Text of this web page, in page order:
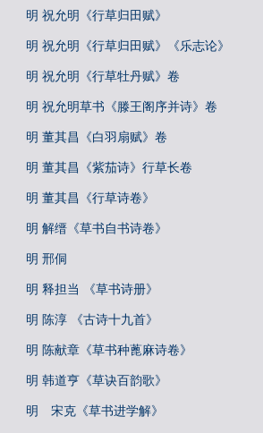
明 祝允明《行草归田赋》
明 祝允明《行草归田赋》《乐志论》
明 祝允明《行草牡丹赋》卷
明 祝允明草书《滕王阁序并诗》卷
明 董其昌《白羽扇赋》卷
明 董其昌《紫茄诗》行草长卷
明 董其昌《行草诗卷》
明 解缙《草书自书诗卷》
明 邢侗
明 释担当 《草书诗册》
明 陈淳 《古诗十九首》
明 陈献章《草书种蓖麻诗卷》
明 韩道亨《草诀百韵歌》
明 宋克《草书进学解》